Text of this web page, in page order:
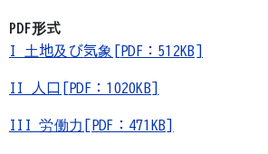
PDF形式
I 土地及び気象[PDF：512KB]
II 人口[PDF：1020KB]
III 労働力[PDF：471KB]